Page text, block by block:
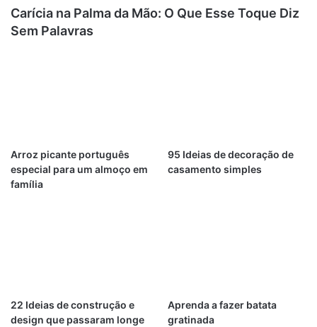
Carícia na Palma da Mão: O Que Esse Toque Diz
Sem Palavras
Arroz picante português
especial para um almoço em
família
95 Ideias de decoração de
casamento simples
22 Ideias de construção e
design que passaram longe
Aprenda a fazer batata
gratinada